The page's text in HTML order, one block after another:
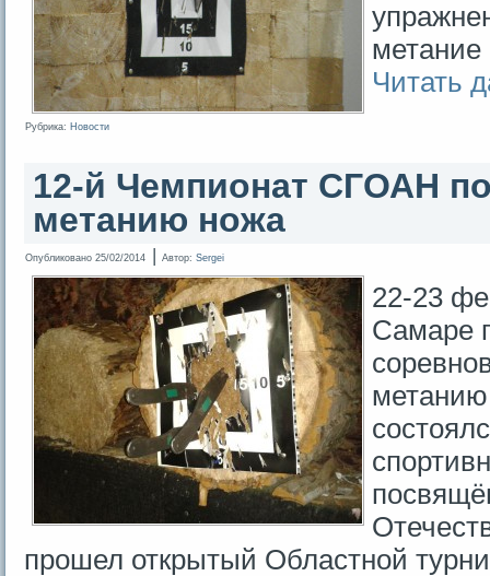
метание
Читать
Рубрика: Новости
12-й Чемпионат СГОАН
метанию ножа
Опубликовано 25/02/2014 | Автор: Sergei
22-23
Самаре
прошел открытый Областной